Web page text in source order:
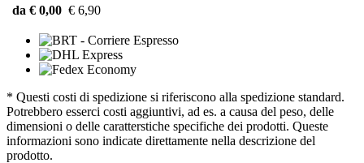
da € 0,00 € 6,90
* Questi costi di spedizione si riferiscono alla spedizione standard.
Potrebbero esserci costi aggiuntivi, ad es. a causa del peso, delle
dimensioni o delle caratterstiche specifiche dei prodotti. Queste
informazioni sono indicate direttamente nella descrizione del
prodotto.